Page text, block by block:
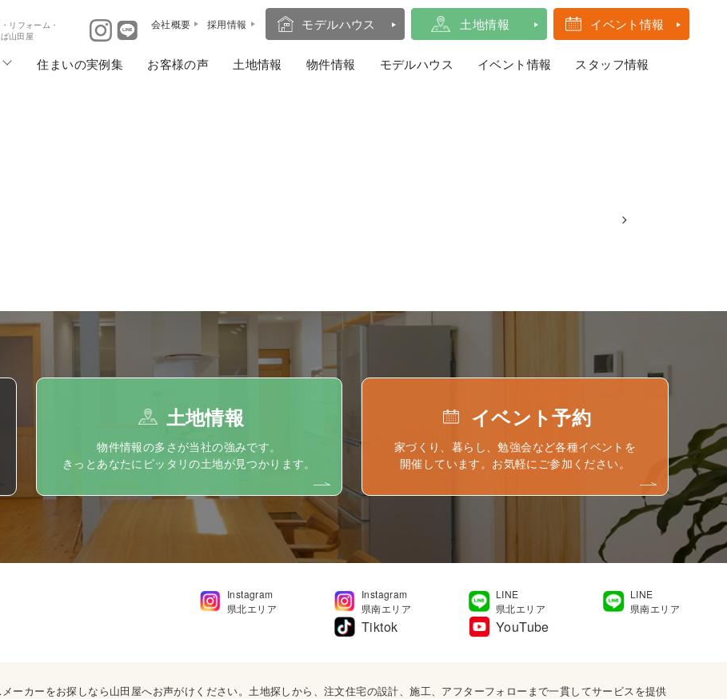
リフォーム・
山田屋
会社概要 採用情報 モデルハウス 土地情報 イベント情報
住まいの実例集 お客様の声 土地情報 物件情報 モデルハウス イベント情報 スタッフ情報
土地情報
物件情報の多さが当社の強みです。
きっとあなたにピッタリの土地が見つかります。
イベント予約
家づくり、暮らし、勉強会など各種イベントを
開催しています。お気軽にご参加ください。
Instagram
県北エリア
Instagram
県南エリア
LINE
県北エリア
LINE
県南エリア
Tiktok YouTube
ーカーをお探しなら山田屋へお声がけください。土地探しから、注文住宅の設計、施工、アフターフォローまで一貫してサービスを提供